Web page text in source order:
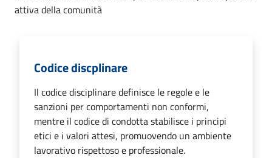
attiva della comunità
Codice discplinare
Il codice disciplinare definisce le regole e le
sanzioni per comportamenti non conformi,
mentre il codice di condotta stabilisce i principi
etici e i valori attesi, promuovendo un ambiente
lavorativo rispettoso e professionale.